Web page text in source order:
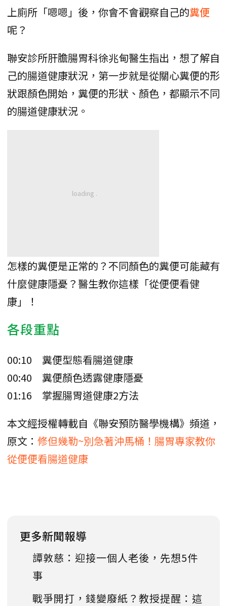
上廁所「嗯嗯」後，你會不會觀察自己的糞便
呢？
聯安診所肝膽腸胃科徐兆甸醫生指出，想了解自
己的腸道健康狀況，第一步就是從關心糞便的形
狀跟顏色開始，糞便的形狀、顏色，都顯示不同
的腸道健康狀況。
怎樣的糞便是正常的？不同顏色的糞便可能藏有
什麼健康隱憂？醫生教你這樣「從便便看健
康」！
各段重點
00:10 糞便型態看腸道健康
00:40 糞便顏色透露健康隱憂
01:16 掌握腸胃道健康2方法
本文經授權轉載自《聯安預防醫學機構》頻道，
原文： 修但幾勒~別急著沖馬桶！腸胃專家教你
從便便看腸道健康
更多新聞報導
譚敦慈：迎接一個人老後，先想5件
事
戰爭開打，錢變廢紙？教授提醒：這